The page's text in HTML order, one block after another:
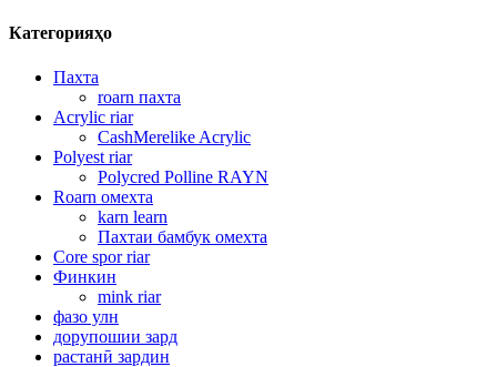
Категорияҳо
Пахта
roarn пахта
Acrylic riar
CashMerelike Acrylic
Polyest riar
Polycred Polline RAYN
Roarn омехта
karn learn
Пахтаи бамбук омехта
Core spor riar
Финкин
mink riar
фазо улн
дорупошии зард
растанӣ зардин